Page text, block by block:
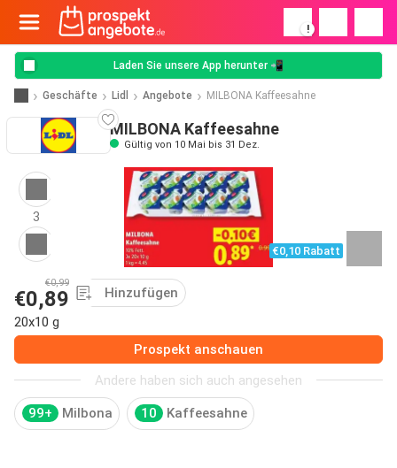
!
Laden Sie unsere App herunter 📲
Geschäfte Lidl Angebote MILBONA Kaffeesahne
MILBONA Kaffeesahne
Gültig von 10 Mai bis 31 Dez.
3
€0,10 Rabatt
€0,99
€0,89
Hinzufügen
20x10 g
Prospekt anschauen
Andere haben sich auch angesehen
99+ Milbona 10 Kaffeesahne